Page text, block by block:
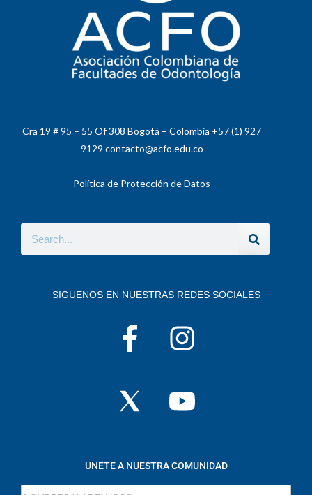
Cra 19 # 95 – 55 Of 308 Bogotá – Colombia +57 (1) 927
9129 contacto@acfo.edu.co
Política de Protección de Datos
SIGUENOS EN NUESTRAS REDES SOCIALES
UNETE A NUESTRA COMUNIDAD